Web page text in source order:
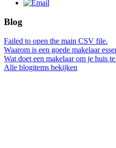
Blog
Failed to open the main CSV file.
Waarom is een goede makelaar
Wat doet een makelaar om je huis
Alle blogitems bekijken